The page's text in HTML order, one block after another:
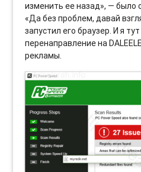
изменить ее назад», — было
«Да без проблем, давай
запустил его браузер. И я
перенаправление на
рекламы.